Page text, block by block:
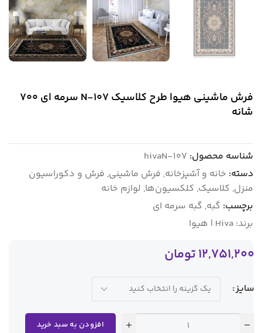
فرش ماشینی هیوا طرح کلاسیک N-107 سرمه ای ۷۰۰
شانه
شناسه محصول: hivaN-107
دسته: خانه و آشپزخانه, فرش ماشینی, فرش و دکوراسیون
منزل, کلاسیک, کلکسیون‌ها, لوازم خانه
برچسب: گبه, گبه سرمه ای
برند: Hiva | هیوا
12,751,200تومان
سایز
افزودن به سبد خرید